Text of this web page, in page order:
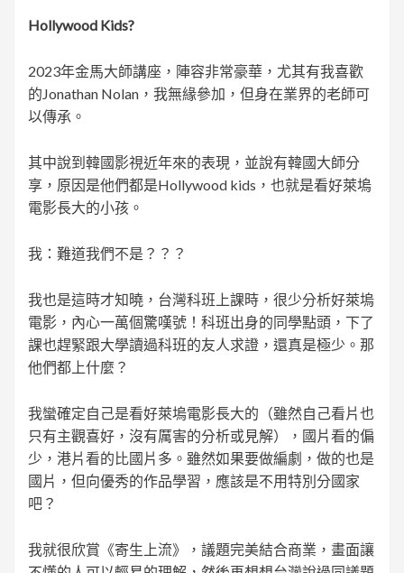
Hollywood Kids?
2023年金馬大師講座，陣容非常豪華，尤其有我喜歡
的Jonathan Nolan，我無緣參加，但身在業界的老師可
以傳承。
其中說到韓國影視近年來的表現，並說有韓國大師分
享，原因是他們都是Hollywood kids，也就是看好萊塢
電影長大的小孩。
我：難道我們不是？？？
我也是這時才知曉，台灣科班上課時，很少分析好萊塢
電影，內心一萬個驚嘆號！科班出身的同學點頭，下了
課也趕緊跟大學讀過科班的友人求證，還真是極少。那
他們都上什麼？
我蠻確定自己是看好萊塢電影長大的（雖然自己看片也
只有主觀喜好，沒有厲害的分析或見解），國片看的偏
少，港片看的比國片多。雖然如果要做編劇，做的也是
國片，但向優秀的作品學習，應該是不用特別分國家
吧？
我就很欣賞《寄生上流》，議題完美結合商業，畫面讓